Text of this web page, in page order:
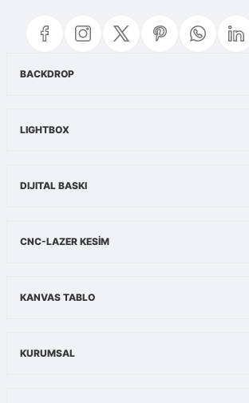
Görüş ve önerileriniz için teşekkür ederiz.
Ürün resmi kalitesiz, bozuk veya görüntülenemiyor.
BACKDROP
LIGHTBOX
DIJITAL BASKI
CNC-LAZER KESİM
KANVAS TABLO
KURUMSAL